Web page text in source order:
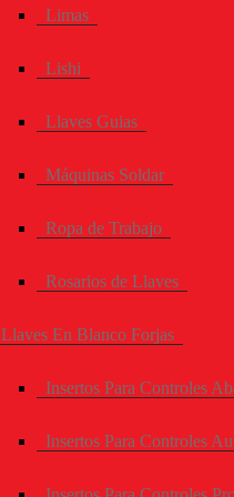
Limas
Lishi
Llaves Guias
Máquinas Soldar
Ropa de Trabajo
Rosarios de Llaves
Llaves En Blanco Forjas
Insertos Para Controles
Insertos Para Controles